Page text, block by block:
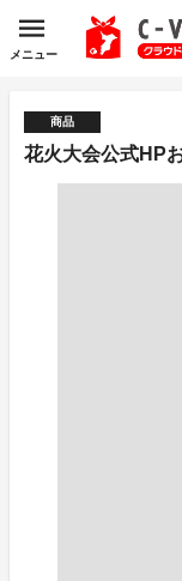
メニュー
商品
花火大会公式HP